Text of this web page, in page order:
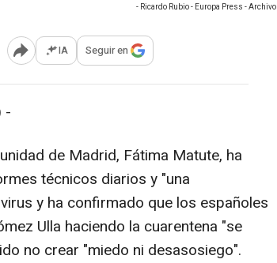
- Ricardo Rubio - Europa Press - Archivo
Abrir opciones para compartir
IA Seguir en
-
de Madrid, Fátima Matute, ha
técnicos diarios y "una
y ha confirmado que los españoles
Ulla haciendo la cuarentena "se
no crear "miedo ni desasosiego".